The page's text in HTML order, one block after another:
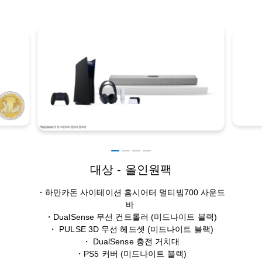
대상 - 올인원팩
・하만카돈 사이테이션 홈시어터 멀티빔700 사운드
바
・DualSense 무선 컨트롤러 (미드나이트 블랙)
・ PULSE 3D 무선 헤드셋 (미드나이트 블랙)
・ DualSense 충전 거치대
・PS5 커버 (미드나이트 블랙)